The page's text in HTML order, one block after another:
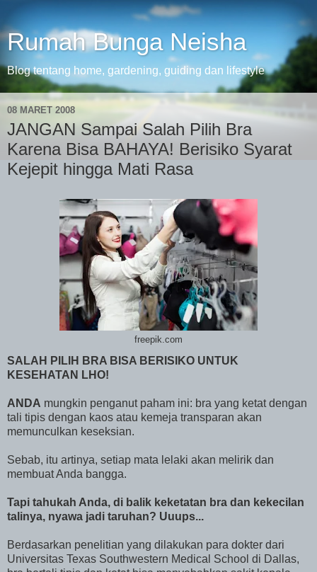
Rumah Bunga Neisha
Blog tentang home, gardening, guiding dan lifestyle
08 MARET 2008
JANGAN Sampai Salah Pilih Bra
Karena Bisa BAHAYA! Berisiko Syarat
Kejepit hingga Mati Rasa
freepik.com
SALAH PILIH BRA BISA BERISIKO UNTUK
KESEHATAN LHO!
ANDA mungkin penganut paham ini: bra yang ketat dengan
tali tipis dengan kaos atau kemeja transparan akan
memunculkan keseksian.
Sebab, itu artinya, setiap mata lelaki akan melirik dan
membuat Anda bangga.
Tapi tahukah Anda, di balik keketatan bra dan kekecilan
talinya, nyawa jadi taruhan? Uuups...
Berdasarkan penelitian yang dilakukan para dokter dari
Universitas Texas Southwestern Medical School di Dallas,